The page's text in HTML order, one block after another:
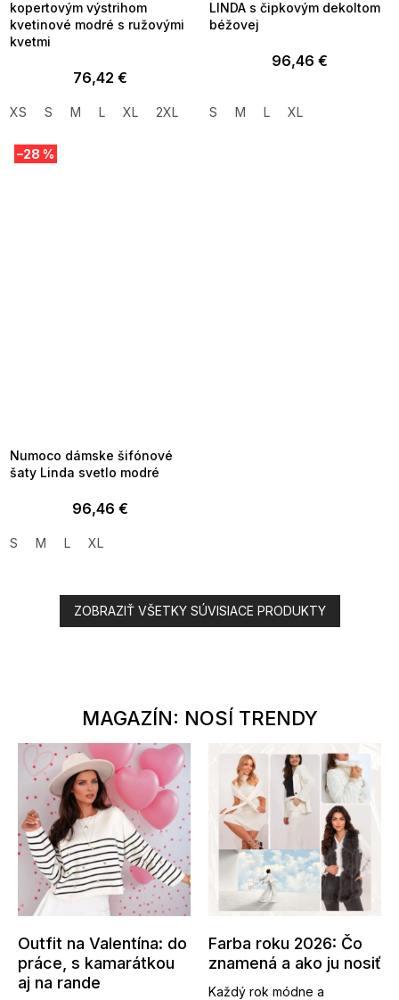
kopertovým výstrihom
kvetinové modré s ružovými
kvetmi
76,42 €
XS S M L XL 2XL
LINDA s čipkovým dekoltom
béžovej
96,46 €
S M L XL
–28 %
Numoco dámske šifónové
šaty Linda svetlo modré
96,46 €
S M L XL
ZOBRAZIŤ VŠETKY SÚVISIACE PRODUKTY
MAGAZÍN: NOSÍ TRENDY
Outfit na Valentína: do
práce, s kamarátkou
aj na rande
Farba roku 2026: Čo
znamená a ako ju nosiť
Každý rok módne a